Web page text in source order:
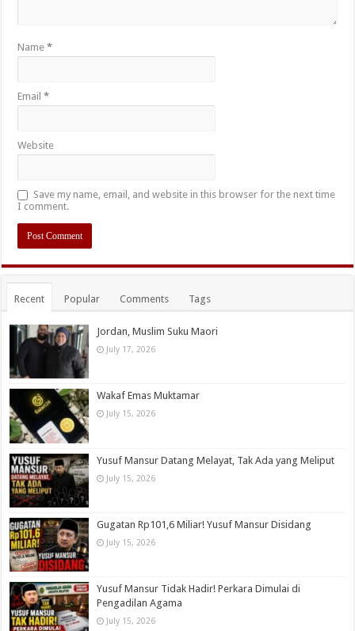
Name*
Email*
Website
Save my name, email, and website in this browser for the next time
I comment.
Recent Popular Comments Tags
Jordan, Muslim Suku Maori
July 17, 2026
Wakaf Emas Muktamar
July 15, 2026
Yusuf Mansur Datang Melayat, Tak Ada yang Meliput
July 15, 2026
Gugatan Rp101,6 Miliar! Yusuf Mansur Disidang
July 15, 2026
Yusuf Mansur Tidak Hadir! Perkara Dimulai di
Pengadilan Agama
July 15, 2026